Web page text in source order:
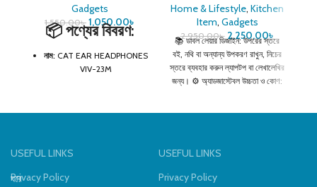
Gadgets
1,550.00৳ 1,050.00৳
📦পণ্যের বিবরণ:
নাম: CAT EAR HEADPHONES
VIV-23M
ফিচার:মাইক্রোফোন, নয়েজ রিডাকশন,
TABLE
Home & Lifestyle, Kitchen
Item, Gadgets
2,950.00৳ 2,250.00৳
📚 ডাবল লেয়ার ডিজাইন: উপরের স্তরে
বই, নথি বা অন্যান্য উপকরণ রাখুন, নিচের
স্তরে ব্যবহার করুন ল্যাপটপ বা লেখালেখির
জন্য। ⚙️ অ্যাডজাস্টেবল উচ্চতা ও কোণ:
উপযুক্ত। 🛠️ মজবুত ও টেকসই:
তৈরি, যা দীর্ঘস্থায়ী এবং স্থিতিশীল। 🏠
ঘরে
USEFUL LINKS
Privacy Policy
USEFUL LINKS
Privacy Policy